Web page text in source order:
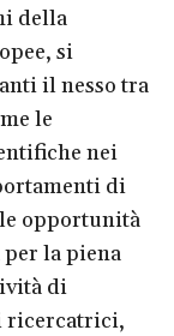
della
si
il nesso tra
le
nei
di
opportunità
la piena
di
ricercatrici,